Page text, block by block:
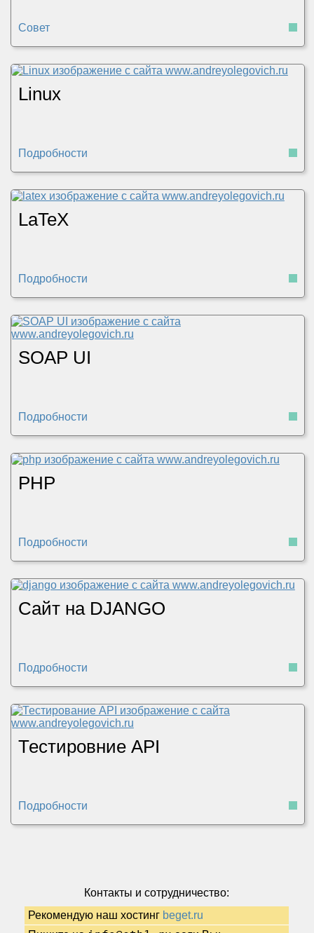
Совет
Linux
Подробности
LaTeX
Подробности
SOAP UI
Подробности
PHP
Подробности
Сайт на DJANGO
Подробности
Тестировние API
Подробности
Контакты и сотрудничество:
Рекомендую наш хостинг beget.ru